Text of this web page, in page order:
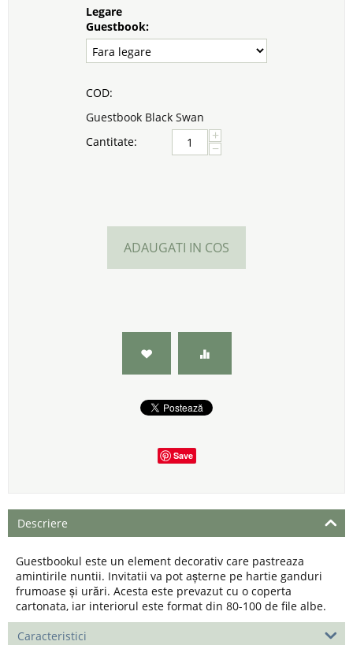
Legare
Guestbook:
COD:
Guestbook Black Swan
Cantitate:
+
−
ADAUGATI IN COS
Save
Descriere
Guestbookul este un element decorativ care pastreaza
amintirile nuntii. Invitatii va pot așterne pe hartie ganduri
frumoase și urări. Acesta este prevazut cu o coperta
cartonata, iar interiorul este format din 80-100 de file albe.
Caracteristici